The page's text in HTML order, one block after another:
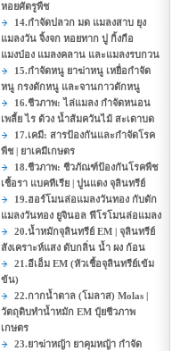
หอยศัตรูพืช
14.กำจัดปลวก มด แมลงสาบ ยุง
แมลงวัน จิ้งจก หอยทาก ปู กิ้งกือ
แมงป่อง แมลงคลาน และแมลงรบกวน
15.กำจัดหนู ยาฆ่าหนู เหยื่อกำจัด
หนู กรงดักหนู และจานกาวดักหนู
16.ชีวภาพ: ไล่แมลง กำจัดหนอน
เพลี้ย ไร ด้วง น้ำส้มควันไม้ สะเดาบด
17.เคมี: สารป้องกันและกำจัดโรค
พืช | ยาเคมีเกษตร
18.ชีวภาพ: ชีวภัณฑ์ป้องกันโรคพืช
เชื้อรา แบคทีเรีย | ปูนแดง จุลินทรีย์
19.ฮอร์โมนล่อแมลงวันทอง กับดัก
แมลงวันทอง ยูจินอล ฟีโรโมนล่อแมลง
20.น้ำหมักจุลินทรีย์ EM | จุลินทรีย์
สังเคราะห์แสง ดับกลิ่น น้ำ ผง ก้อน
21.อีเอ็ม EM (หัวเชื้อจุลินทรีย์เข้ม
ข้น)
22.กากน้ำตาล (โมลาส) Molas |
วัตถุดิบทำน้ำหมัก EM ปุ๋ยชีวภาพ
เกษตร
23.ยาฆ่าหญ้า ยาคุมหญ้า กำจัด